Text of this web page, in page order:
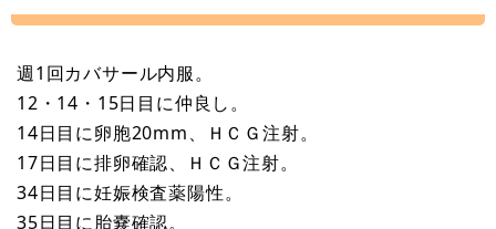
週1回カバサール内服。
12・14・15日目に仲良し。
14日目に卵胞20mm、ＨＣＧ注射。
17日目に排卵確認、ＨＣＧ注射。
34日目に妊娠検査薬陽性。
35日目に胎嚢確認。